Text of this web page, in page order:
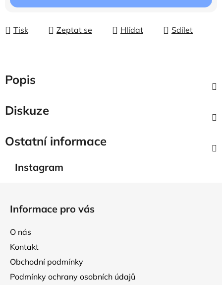
Tisk Zeptat se Hlídat Sdílet
Popis
Diskuze
Ostatní informace
Instagram
Informace pro vás
O nás
Kontakt
Obchodní podmínky
Podmínky ochrany osobních údajů